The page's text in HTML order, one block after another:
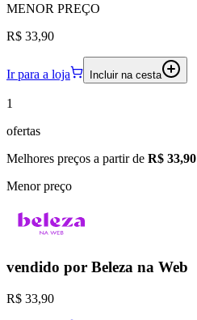
MENOR PREÇO
R$ 33,90
Ir para a loja Incluir na cesta
1
ofertas
Melhores preços a partir de R$ 33,90
Menor preço
vendido por Beleza na Web
R$ 33,90